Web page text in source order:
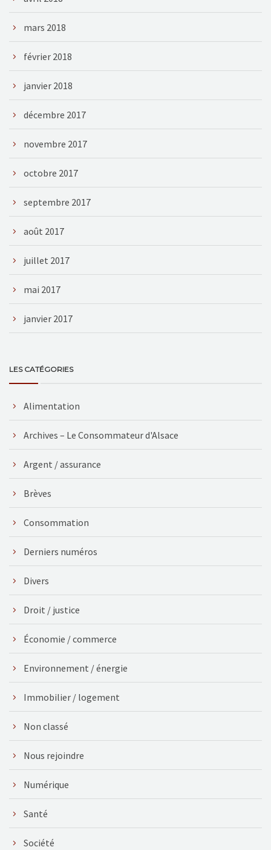
mars 2018
février 2018
janvier 2018
décembre 2017
novembre 2017
octobre 2017
septembre 2017
août 2017
juillet 2017
mai 2017
janvier 2017
LES CATÉGORIES
Alimentation
Archives – Le Consommateur d'Alsace
Argent / assurance
Brèves
Consommation
Derniers numéros
Divers
Droit / justice
Économie / commerce
Environnement / énergie
Immobilier / logement
Non classé
Nous rejoindre
Numérique
Santé
Société